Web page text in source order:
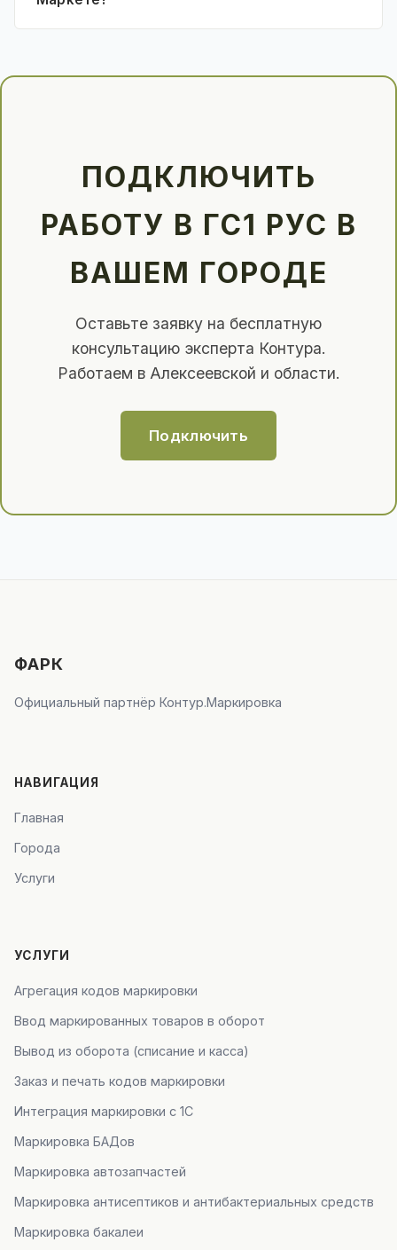
ПОДКЛЮЧИТЬ
РАБОТУ В ГС1 РУС В
ВАШЕМ ГОРОДЕ
Оставьте заявку на бесплатную
консультацию эксперта Контура.
Работаем в Алексеевской и области.
Подключить
ФАРК
Официальный партнёр Контур.Маркировка
НАВИГАЦИЯ
Главная
Города
Услуги
УСЛУГИ
Агрегация кодов маркировки
Ввод маркированных товаров в оборот
Вывод из оборота (списание и касса)
Заказ и печать кодов маркировки
Интеграция маркировки с 1С
Маркировка БАДов
Маркировка автозапчастей
Маркировка антисептиков и антибактериальных средств
Маркировка бакалеи